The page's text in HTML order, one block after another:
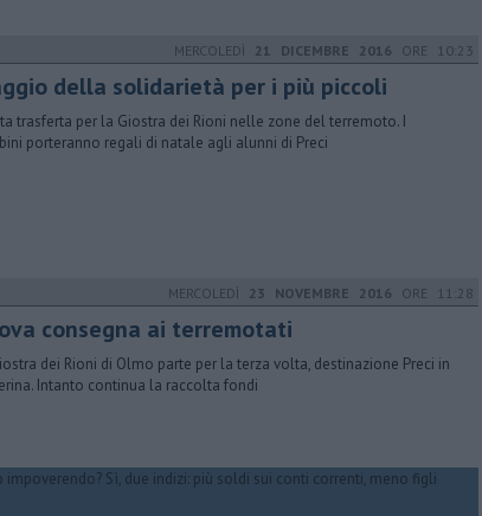
MERCOLEDÌ 21 DICEMBRE 2016 ORE 10:23
della solidarietà per i più piccoli
trasferta per la Giostra dei Rioni nelle zone del terremoto. I
porteranno regali di natale agli alunni di Preci
MERCOLEDÌ 23 NOVEMBRE 2016 ORE 11:28
consegna ai terremotati
dei Rioni di Olmo parte per la terza volta, destinazione Preci in
Intanto continua la raccolta fondi